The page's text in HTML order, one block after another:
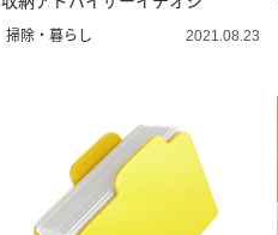
掃除・暮らし 2021.08.23